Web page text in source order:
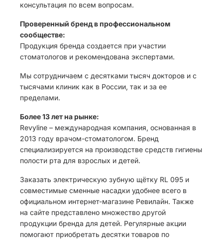
консультация по всем вопросам.
Проверенный бренд в профессиональном
сообществе:
Продукция бренда создается при участии
стоматологов и рекомендована экспертами.
Мы сотрудничаем с десятками тысяч докторов и с
тысячами клиник как в России, так и за ее
пределами.
Более 13 лет на рынке:
Revyline – международная компания, основанная в
2013 году врачом-стоматологом. Бренд
специализируется на производстве средств гигиены
полости рта для взрослых и детей.
Заказать электрическую зубную щётку RL 095 и
совместимые сменные насадки удобнее всего в
официальном интернет-магазине Ревилайн. Также
на сайте представлено множество другой
продукции бренда для детей. Регулярные акции
помогают приобретать десятки товаров по